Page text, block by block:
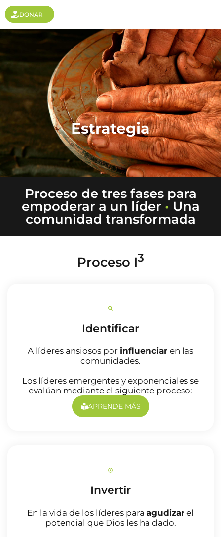
DONAR
Estrategia
Proceso de tres fases para
empoderar a un líder • Una
comunidad transformada
Proceso I3
Identificar
A líderes ansiosos por influenciar en las
comunidades.
Los líderes emergentes y exponenciales se
evalúan mediante el siguiente proceso:
APRENDE MÁS
Invertir
En la vida de los líderes para agudizar el
potencial que Dios les ha dado.